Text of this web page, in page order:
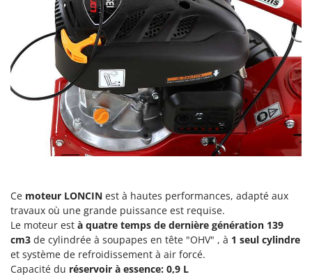
Piscines
Planteuses de pommes de terre pour tracteur
Plateaux de coupe pour tracteur
Plumeuses
Pompes d'irrigation à tracteur
Pompes de transfert
Pompes immergées électriques
Postes à souder
Presses à pellets
Pressoirs à fruits
Pressoirs à Raisin
G3 Ferrari
Gardena
Garofalo
GeoTech
GeoTech Pro
Gierre
Ginko - MGM
GRAEF
Gre
GreenBay
Greenworks
Ce moteur LONCIN est à hautes performances, adapté aux
travaux où une grande puissance est requise.
Le moteur est à quatre temps de dernière génération 139
cm3 de cylindrée à soupapes en tête "OHV" , à 1 seul cylindre
et système de refroidissement à air forcé.
Capacité du réservoir à essence: 0,9 L